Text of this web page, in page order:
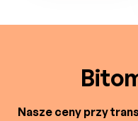
Nasze ceny przy